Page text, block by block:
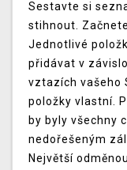
Sestavte si
stihnout.
Jednotlivé
přidávat v
vztazích vašeho
položky vlastní.
by byly všechny
nedořešeným
Největší